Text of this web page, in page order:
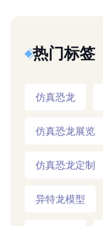
热门标签
仿真恐龙
仿真恐龙展览
仿真恐龙定制
异特龙模型